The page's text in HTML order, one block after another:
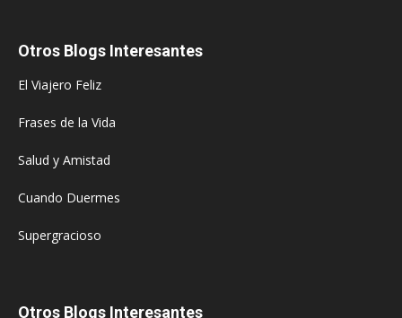
Otros Blogs Interesantes
El Viajero Feliz
Frases de la Vida
Salud y Amistad
Cuando Duermes
Supergracioso
Otros Blogs Interesantes